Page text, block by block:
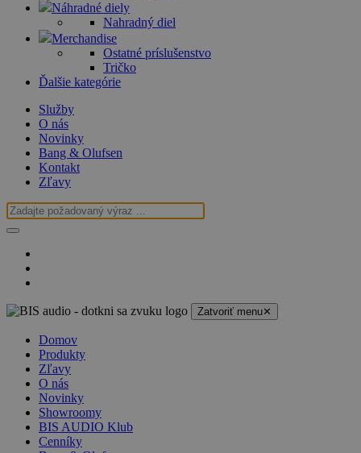
Náhradné diely
Nahradný diel
Merchandise
Ostatné príslušenstvo
Tričko
Ďalšie kategórie
Služby
O nás
Novinky
Bang & Olufsen
Kontakt
Zľavy
Zatvoriť menu✕
Domov
Produkty
Zľavy
O nás
Novinky
Showroomy
BIS AUDIO Klub
Cenníky